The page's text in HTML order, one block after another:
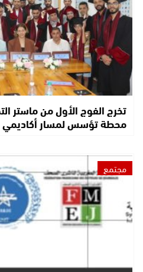
تخرج الفوج الأول من ماستر
محطة تؤسس لمسار
مجتمع